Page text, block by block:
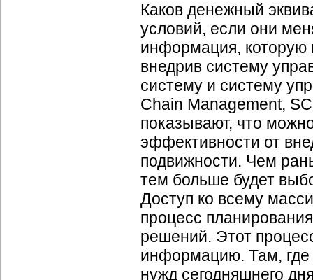
Каков денежный
условий, если они
информация, которую
внедрив систему
систему и систему
Chain Management,
показывают, что
эффективности от
подвижности. Чем
тем больше будет
Доступ ко всему
процесс
решений. Этот
информацию. Там, где
нужд сегодняшнего